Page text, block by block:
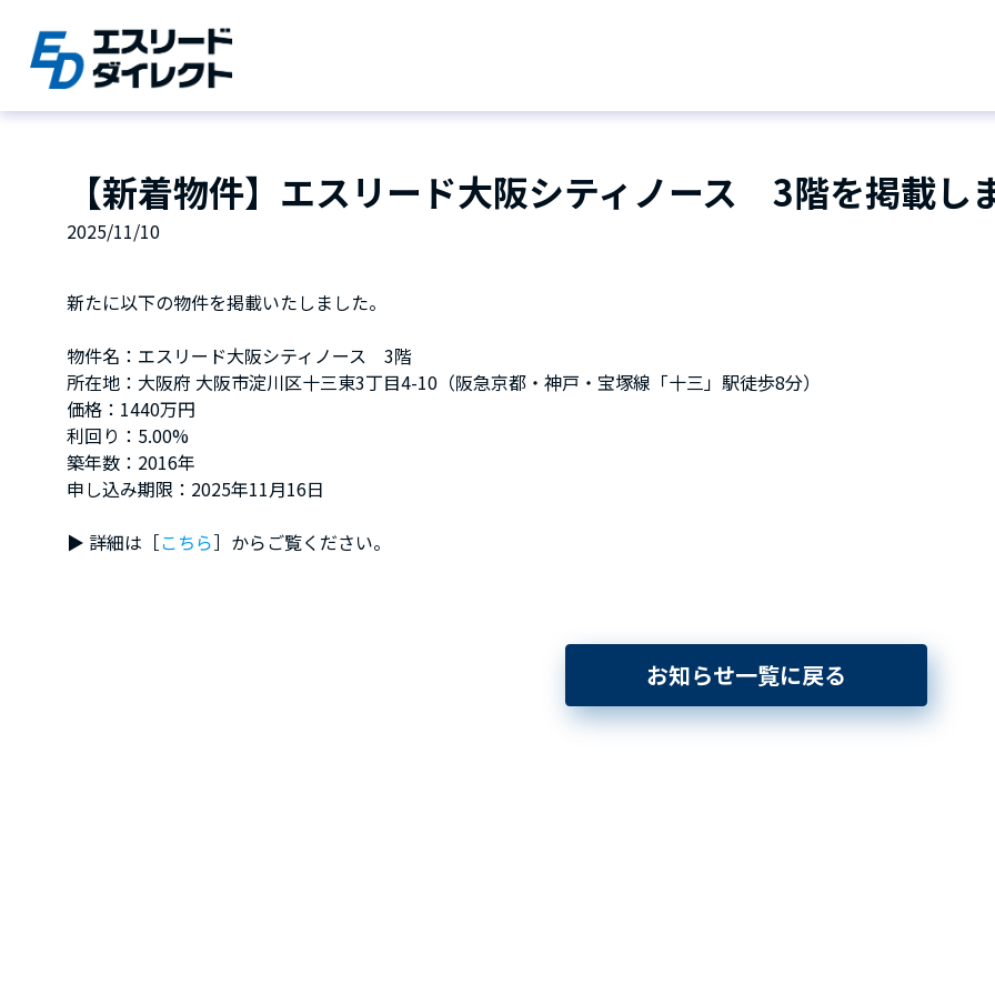
content
【新着物件】エスリード大阪シティノース 3階を掲載し
2025/11/10
新たに以下の物件を掲載いたしました。
物件名：エスリード大阪シティノース 3階
所在地：大阪府 大阪市淀川区十三東3丁目4-10（阪急京都・神戸・宝塚線「十三」駅徒歩8分）
価格：1440万円
利回り：5.00%
築年数：2016年
申し込み期限：2025年11月16日
▶︎ 詳細は［こちら］からご覧ください。
お知らせ一覧に戻る